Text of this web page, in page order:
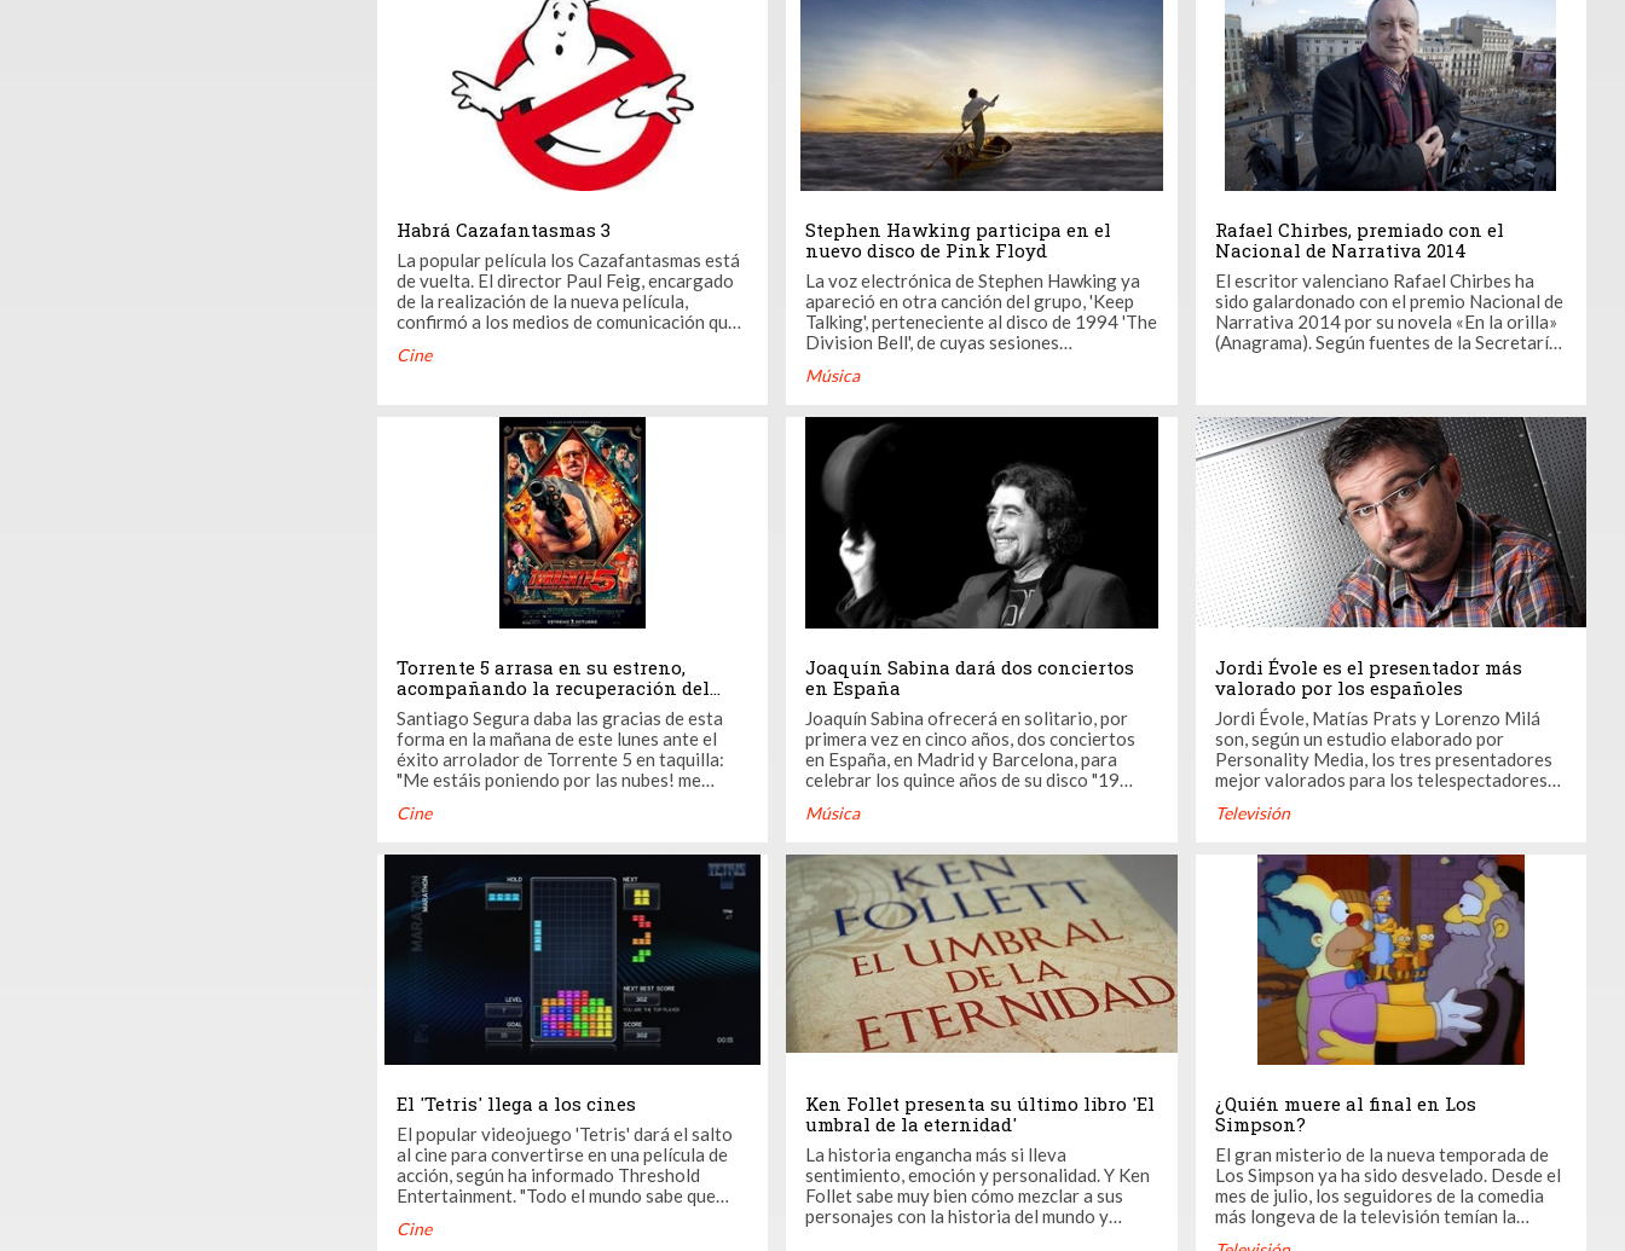
Habrá Cazafantasmas 3
La popular película los Cazafantasmas está
de vuelta. El director Paul Feig, encargado
de la realización de la nueva película,
confirmó a los medios de comunicación que
contará con un elenco femenino.
Dippold, y sí, será ...
Cine
Stephen Hawking participa en el
nuevo disco de Pink Floyd
La voz electrónica de Stephen Hawking ya
apareció en otra canción del grupo, 'Keep
Talking', perteneciente al disco de 1994 'The
Division Bell', de cuyas sesiones
Endless River', convenientemente
se desprende de las sesiones del hasta
ahora último ...
Música
Rafael Chirbes, premiado con el
Nacional de Narrativa 2014
El escritor valenciano Rafael Chirbes ha
sido galardonado con el premio Nacional de
Narrativa 2014 por su novela «En la orilla»
(Anagrama). Según fuentes de la Secretaría
tratando de la realidad actual, no se ...
Torrente 5 arrasa en su estreno,
acompañando la recuperación del
cine español
Santiago Segura daba las gracias de esta
forma en la mañana de este lunes ante el
éxito arrolador de Torrente 5 en taquilla:
"Me estáis poniendo por las nubes! me
comentarios de la peli no sea que penséis
Twitter el director y actor de la saga. Saltó
por encima de ...
Cine
Joaquín Sabina dará dos conciertos
en España
Joaquín Sabina ofrecerá en solitario, por
primera vez en cinco años, dos conciertos
en España, en Madrid y Barcelona, para
celebrar los quince años de su disco "19
promotora, TheProject, en una nota. Tras
meses Joaquín Sabina decidió realizar una
pequeña gira ...
Música
Jordi Évole es el presentador más
valorado por los españoles
Jordi Évole, Matías Prats y Lorenzo Milá
son, según un estudio elaborado por
Personality Media, los tres presentadores
mejor valorados para los telespectadores
encabeza un ranking en el que también
Arguiñano (4º), María Escario (5º), Artuto
Vals (6º), Florentino Fernández ...
Televisión
El 'Tetris' llega a los cines
El popular videojuego 'Tetris' dará el salto
al cine para convertirse en una película de
acción, según ha informado Threshold
Entertainment. "Todo el mundo sabe que
queridas del mundo", dijo el director de la
Cine
Ken Follet presenta su último libro 'El
umbral de la eternidad'
La historia engancha más si lleva
sentimiento, emoción y personalidad. Y Ken
Follet sabe muy bien cómo mezclar a sus
personajes con la historia del mundo y
¿Quién muere al final en Los
Simpson?
El gran misterio de la nueva temporada de
Los Simpson ya ha sido desvelado. Desde el
mes de julio, los seguidores de la comedia
más longeva de la televisión temían la